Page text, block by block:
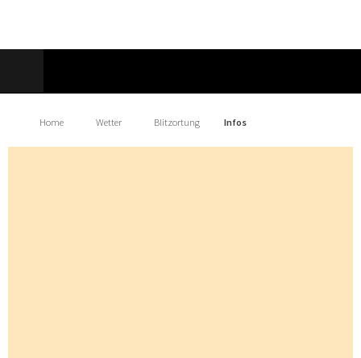
Home Wetter Blitzortung Infos